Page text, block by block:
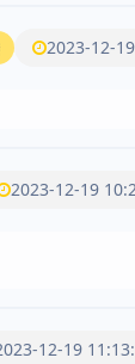
2023-12-
2023-12-19
12-19